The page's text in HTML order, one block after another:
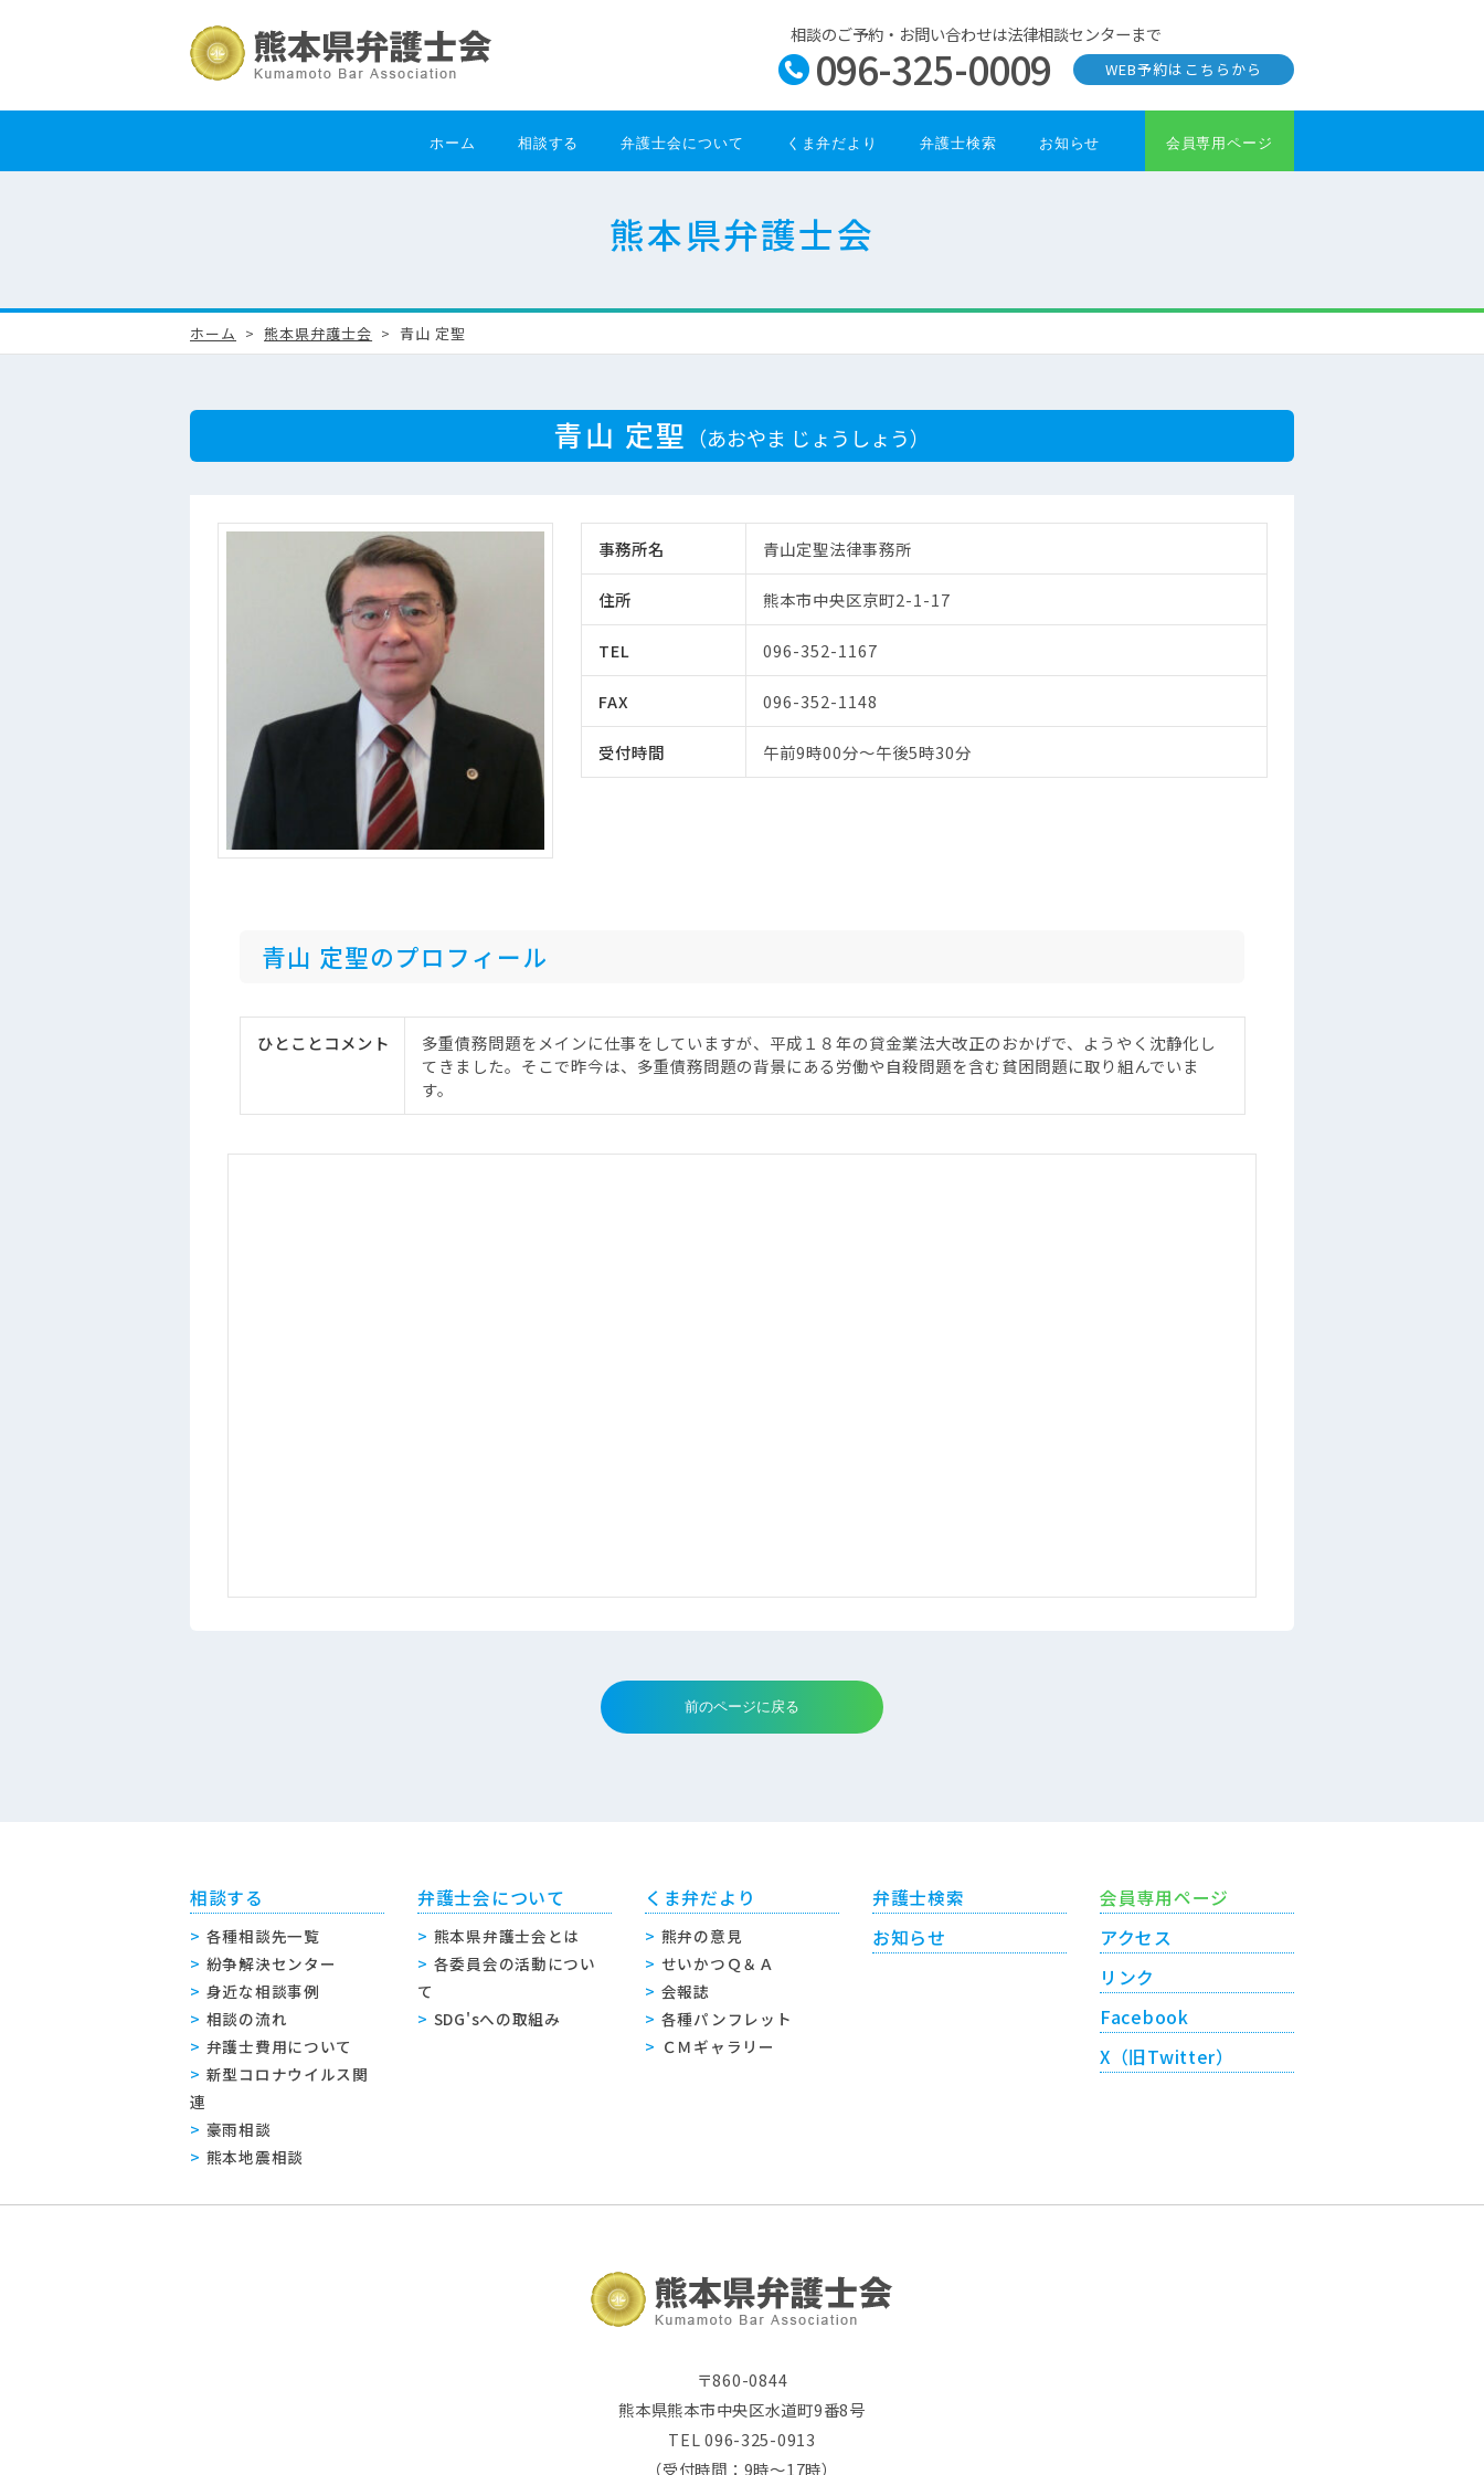
相談のご予約・お問い合わせは法律相談センターまで
WEB予約はこちらから
096-325-0009
ホーム 相談する 弁護士会について くま弁だより 弁護士検索 お知らせ 会員専用ページ
熊本県弁護士会
ホーム 熊本県弁護士会 青山 定聖
青山 定聖 （あおやま じょうしょう）
事務所名 青山定聖法律事務所
住所 熊本市中央区京町2-1-17
TEL 096-352-1167
FAX 096-352-1148
受付時間 午前9時00分～午後5時30分
青山 定聖のプロフィール
ひとことコメント
多重債務問題をメインに仕事をしていますが、平成１８年の貸金業法大改正のおかげで、ようやく沈静化し
てきました。そこで昨今は、多重債務問題の背景にある労働や自殺問題を含む貧困問題に取り組んでいま
す。
相談する
各種相談先一覧
紛争解決センター
身近な相談事例
相談の流れ
弁護士費用について
新型コロナウイルス関
連
豪雨相談
熊本地震相談
弁護士会について
熊本県弁護士会とは
各委員会の活動につい
て
SDG'sへの取組み
くま弁だより
熊弁の意見
せいかつＱ＆Ａ
会報誌
各種パンフレット
ＣＭギャラリー
弁護士検索
お知らせ
会員専用ページ
アクセス
リンク
Facebook
X（旧Twitter）
〒860-0844
熊本県熊本市中央区水道町9番8号
TEL 096-325-0913
（受付時間：9時～17時）